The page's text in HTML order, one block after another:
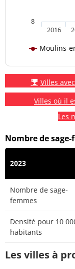
Moulins-
2016
8
Villes
Villes où il
Les
Nombre de
2023
Nombre de sage-
femmes
Densité pour 10
habitants
Les villes à